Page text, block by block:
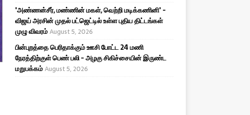
'அண்ணன்சீர், மண்ணின் மகள், வெற்றி மடிக்கணினி' -
விஜய் அரசின் முதல் பட்ஜெட்டில் உள்ள புதிய திட்டங்கள்
முழு விவரம் August 5, 2026
பின்புறத்தை பெரிதாக்கும் ஊசி போட்ட 24 மணி
நேரத்திற்குள் பெண் பலி - அழகு சிகிச்சையின் இருண்ட
மறுபக்கம் August 5, 2026